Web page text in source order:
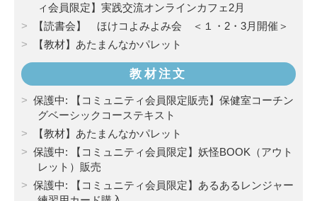
ィ会員限定】実践交流オンラインカフェ2月
【読書会】 ほけコよみよみ会 ＜１・2・3月開催＞
【教材】あたまんなかパレット
教材注文
保護中: 【コミュニティ会員限定販売】保健室コーチン
グベーシックコーステキスト
【教材】あたまんなかパレット
保護中: 【コミュニティ会員限定】妖怪BOOK（アウト
レット）販売
保護中: 【コミュニティ会員限定】あるあるレンジャー